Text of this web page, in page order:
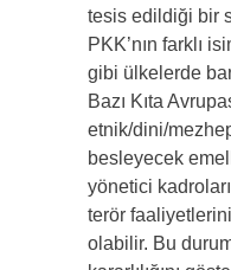
tesis edildiği bir
PKK’nın farklı
gibi ülkelerde
Bazı Kıta
etnik/dini/
besleyecek
yönetici
terör
olabilir. Bu